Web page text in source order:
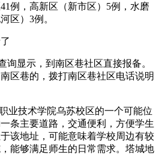
例，高新区（新市区）5例，水磨
区）3例。
询显示，到南区巷社区直接报备。
区巷的，拨打南区巷社区电话说明
业技术学院乌苏校区的一个可能位
条主要道路，交通便利，方便学生
该地址，可能意味着学校周边有较
能够满足师生的日常需求。塔城地